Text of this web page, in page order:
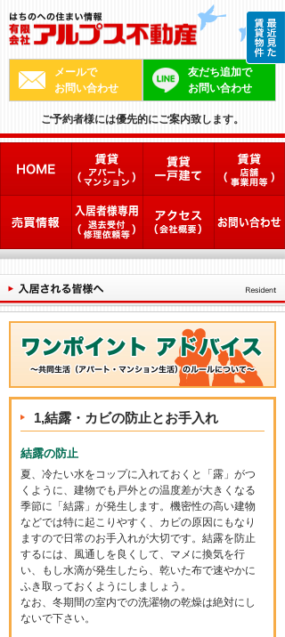
メールで
お問い合わせ
友だち追加で
お問い合わせ
ご予約者様には優先的にご案内致します。
1,結露・カビの防止とお手入れ
結露の防止
夏、冷たい水をコップに入れておくと「露」がつ
くように、建物でも戸外との温度差が大きくなる
季節に「結露」が発生します。機密性の高い建物
などでは特に起こりやすく、カビの原因にもなり
ますので日常のお手入れが大切です。結露を防止
するには、風通しを良くして、マメに換気を行
い、もし水滴が発生したら、乾いた布で速やかに
ふき取っておくようにしましょう。
なお、冬期間の室内での洗濯物の乾燥は絶対にし
ないで下さい。